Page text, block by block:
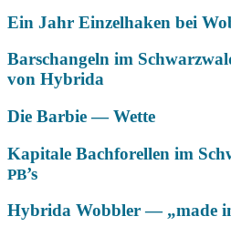
Ein Jahr Einzelhaken bei
Barschangeln im
von Hybrida
Die Barbie — Wette
Kapitale Bachforellen im
PB’s
Hybrida Wobbler — „made